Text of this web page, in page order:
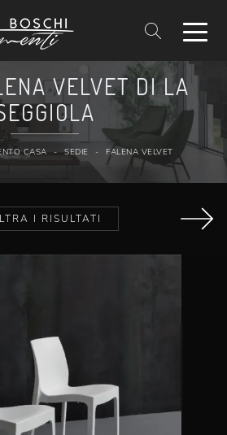
VELVET DI LA
CASA - SEDIE - FALENA VELVET
I RISULTATI